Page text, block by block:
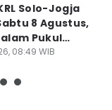
Solo-Jogja
8 Agustus,
Pukul
08:49 WIB